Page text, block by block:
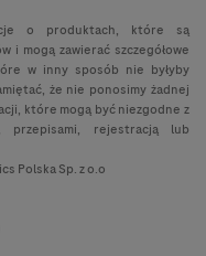
o produktach, które są
i mogą zawierać szczegółowe
w inny sposób nie byłyby
że nie ponosimy żadnej
które mogą być niezgodne z
przepisami, rejestracją lub
Polska Sp. z o.o